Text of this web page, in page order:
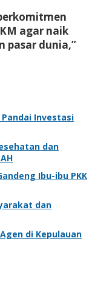
agar naik
pasar dunia,”
Investasi
dan
Ibu-ibu PKK
dan
di Kepulauan